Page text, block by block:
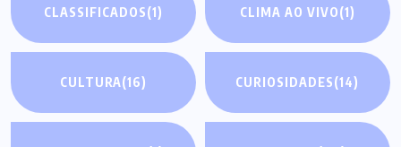
CLASSIFICADOS(1) CLIMA AO VIVO(1)
CULTURA(16) CURIOSIDADES(14)